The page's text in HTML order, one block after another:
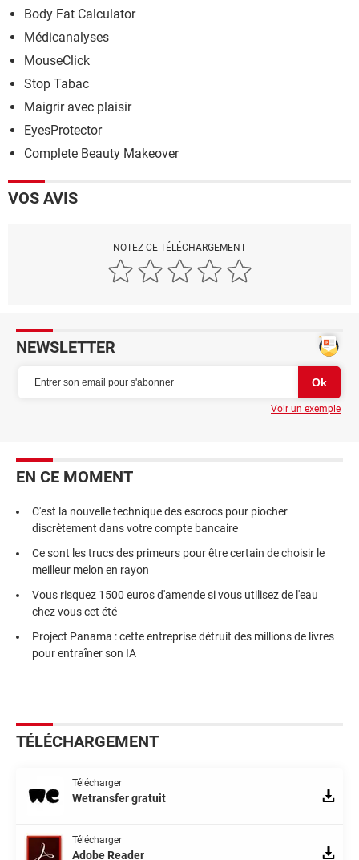
Body Fat Calculator
Médicanalyses
MouseClick
Stop Tabac
Maigrir avec plaisir
EyesProtector
Complete Beauty Makeover
VOS AVIS
NOTEZ CE TÉLÉCHARGEMENT
NEWSLETTER
Voir un exemple
EN CE MOMENT
C'est la nouvelle technique des escrocs pour piocher
discrètement dans votre compte bancaire
Ce sont les trucs des primeurs pour être certain de choisir le
meilleur melon en rayon
Vous risquez 1500 euros d'amende si vous utilisez de l'eau
chez vous cet été
Project Panama : cette entreprise détruit des millions de livres
pour entraîner son IA
TÉLÉCHARGEMENT
Télécharger
Wetransfer gratuit
Télécharger
Adobe Reader